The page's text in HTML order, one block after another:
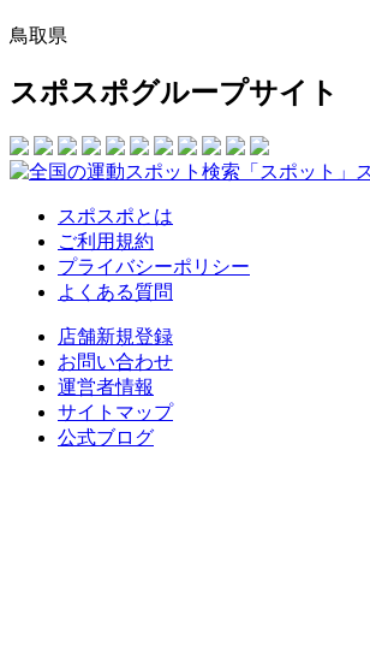
鳥取県
スポスポグループサイト
スポスポとは
ご利用規約
プライバシーポリシー
よくある質問
店舗新規登録
お問い合わせ
運営者情報
サイトマップ
公式ブログ